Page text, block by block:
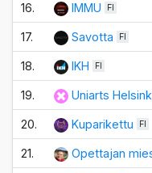
16. IMMU FI
17. Savotta FI
18. IKH FI
19. Uniarts
20. Kuparikettu FI
21. Opettajan